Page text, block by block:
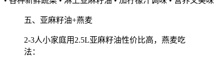
五、亚麻籽油+燕麦
2-3人小家庭用2.5L亚麻籽油性价比高，燕麦吃
法：